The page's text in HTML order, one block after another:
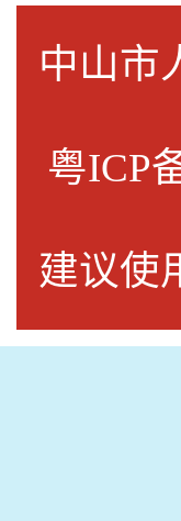
中山
粤ICP
建议使